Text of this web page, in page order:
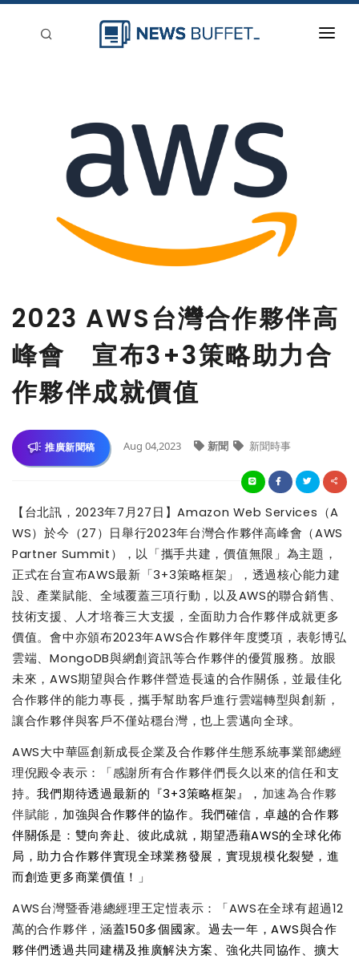
刊登
2023 AWS台灣合作夥伴高
峰會 宣布3+3策略助力合
作夥伴成就價值
推廣新聞稿 Aug 04,2023 新聞 新聞時事
【台北訊， 2023年7月27 日】Amazon Web Services （A
WS）於今（27 ）日舉行2023年台灣合作夥伴高峰會（AWS
Partner Summit ），以「攜手共建，價值無限」為主題，
正式在台宣布AWS最新「3+3策略框架」，透過核心能力建
設、產業賦能、全域覆蓋三項行動，以及AWS的聯合銷售、
技術支援、人才培養三大支援，全面助力合作夥伴成就更多
價值。會中亦頒布2023年AWS合作夥伴年度獎項，表彰博弘
雲端、MongoDB與網創資訊等合作夥伴的優質服務。放眼
未來，AWS期望與合作夥伴營造長遠的合作關係，並最佳化
合作夥伴的能力專長，攜手幫助客戶進行雲端轉型與創新，
讓合作夥伴與客戶不僅站穩台灣，也上雲邁向全球。
AWS大中華區創新成長企業及合作夥伴生態系統事業部總經
理倪殿令表示：「感謝所有合作夥伴們長久以來的信任和支
持。我們期待透過最新的『3+3策略框架』， 加速為合作夥
伴賦能， 加強與合作夥伴的協作。我們確信，卓越的合作夥
伴關係是：雙向奔赴、彼此成就，期望憑藉AWS的全球化佈
局，助力合作夥伴實現全球業務發展，實現規模化裂變，進
而創造更多商業價值！ 」
AWS台灣暨香港總經理王定愷表示：「AWS在全球有超過12
萬的合作夥伴，涵蓋150多個國家。過去一年，AWS與合作
夥伴們透過共同建構及推廣解決方案、強化共同協作、擴大